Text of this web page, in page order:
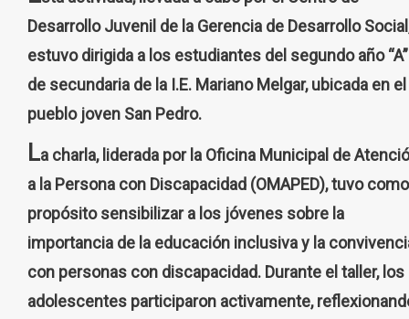
Desarrollo Juvenil de la Gerencia de Desarrollo
estuvo dirigida a los estudiantes del segundo año “A”
de secundaria de la I.E. Mariano Melgar, ubicada en el
pueblo joven San Pedro.
La charla, liderada por la Oficina Municipal de
a la Persona con Discapacidad (OMAPED), tuvo como
propósito sensibilizar a los jóvenes sobre la
importancia de la educación inclusiva y la
con personas con discapacidad. Durante el taller, los
adolescentes participaron activamente,